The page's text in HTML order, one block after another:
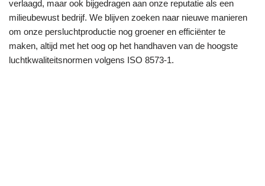
verlaagd, maar ook bijgedragen aan onze reputatie als een
milieubewust bedrijf. We blijven zoeken naar nieuwe manieren
om onze persluchtproductie nog groener en efficiënter te
maken, altijd met het oog op het handhaven van de hoogste
luchtkwaliteitsnormen volgens ISO 8573-1.